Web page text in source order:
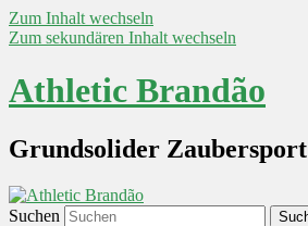
Zum Inhalt wechseln
Zum sekundären Inhalt wechseln
Athletic Brandão
Grundsolider Zaubersport
Suchen